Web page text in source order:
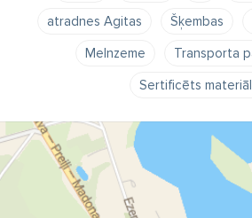
atradnes Agitas
Šķembas
Melnzeme
Transporta
Sertificēts